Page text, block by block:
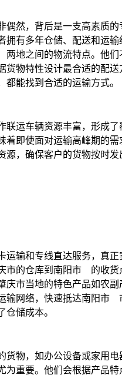
偶然，背后是一支高素质的
拥有多年仓储、配送和运输
地之间的物流特点。他们
货物特性设计最合适的配送
都能找到合适的运输方式。
联运车辆资源丰富，形成了
着即使面对运输高峰期的需
源，确保客户的货物按时发
运输和专线直达服务，真正
市的仓库到南阳市 的收货
庆市当地的特色产品如农副
输网络，快速抵达南阳市
仓储成本。
货物，如办公设备或家用
为重要。他们会根据产品特